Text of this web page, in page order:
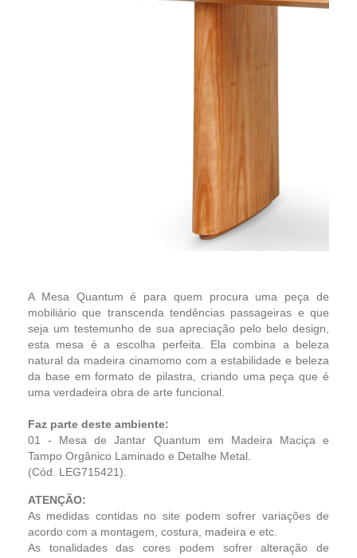
A Mesa Quantum é para quem procura uma peça de
mobiliário que transcenda tendências passageiras e que
seja um testemunho de sua apreciação pelo belo design,
esta mesa é a escolha perfeita. Ela combina a beleza
natural da madeira cinamomo com a estabilidade e beleza
da base em formato de pilastra, criando uma peça que é
uma verdadeira obra de arte funcional.
Faz parte deste ambiente:
01 - Mesa de Jantar Quantum em Madeira Maciça e
Tampo Orgânico Laminado e Detalhe Metal.
(Cód. LEG715421).
ATENÇÃO:
As medidas contidas no site podem sofrer variações de
acordo com a montagem, costura, madeira e etc.
As tonalidades das cores podem sofrer alteração de